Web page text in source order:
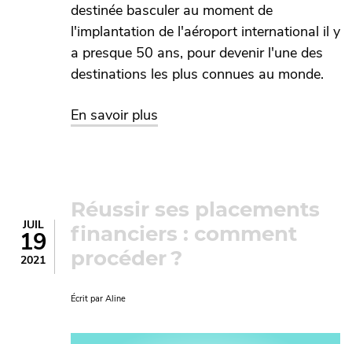
destinée basculer au moment de
l'implantation de l'aéroport international il y
a presque 50 ans, pour devenir l'une des
destinations les plus connues au monde.
En savoir plus
JUIL
19
2021
Réussir ses placements
financiers : comment
procéder ?
Écrit par Aline